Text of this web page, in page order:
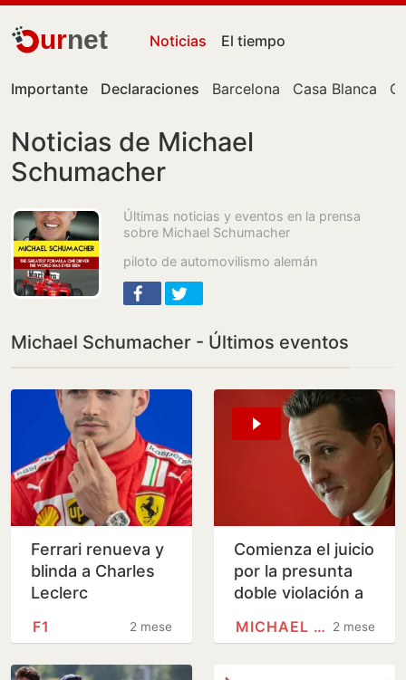
urnet Noticias El tiempo
Importante Declaraciones Barcelona Casa Blanca
Noticias de Michael
Schumacher
Últimas noticias y eventos en la prensa
sobre Michael Schumacher
piloto de automovilismo alemán
Michael Schumacher - Últimos eventos
Ferrari renueva y
blinda a Charles
Leclerc
2 meses
F1
Comienza el juicio
por la presunta
doble violación a
Michael
2 meses
MICHAEL SCHUMACHER